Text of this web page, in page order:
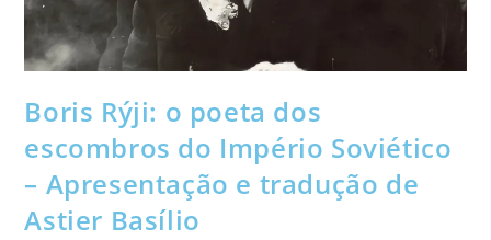
Boris Rýji: o poeta dos
escombros do Império Soviético
– Apresentação e tradução de
Astier Basílio